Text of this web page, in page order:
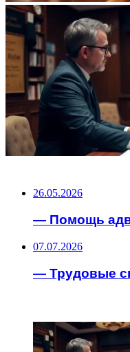
26.05.2026
— Помощь
07.07.2026
— Трудовые